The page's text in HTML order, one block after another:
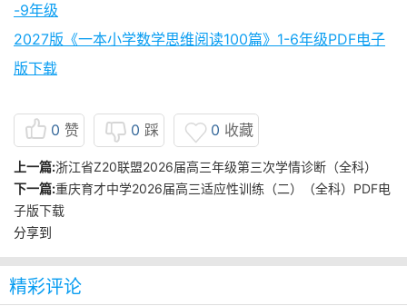
-9年级
2027版《一本小学数学思维阅读100篇》1-6年级PDF电子
版下载
0 赞 0 踩 0 收藏
上一篇:浙江省Z20联盟2026届高三年级第三次学情诊断（全科）
下一篇:重庆育才中学2026届高三适应性训练（二）（全科）PDF电
子版下载
分享到
精彩评论